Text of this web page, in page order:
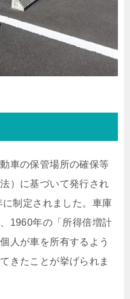
車の保管場所の確保等
）に基づいて発行され
制定されました。車庫
1960年の「所得倍増計
人が車を所有するよう
きたことが挙げられま